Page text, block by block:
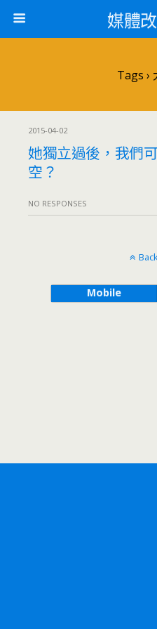
媒體
Tags ›
2015-04-02
她獨立過後，我們
空？
NO RESPONSES
Mobile